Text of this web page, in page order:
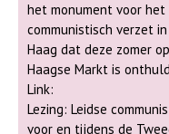
het monument voor het
communistisch verzet in
Haag dat deze zomer
Haagse Markt is
Link:
Lezing: Leidse
voor en tijdens de